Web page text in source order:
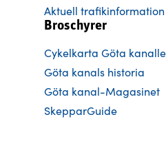
Aktuell trafikinformation
Broschyrer
Cykelkarta Göta
Göta kanals historia
Göta kanal-Magasinet
SkepparGuide